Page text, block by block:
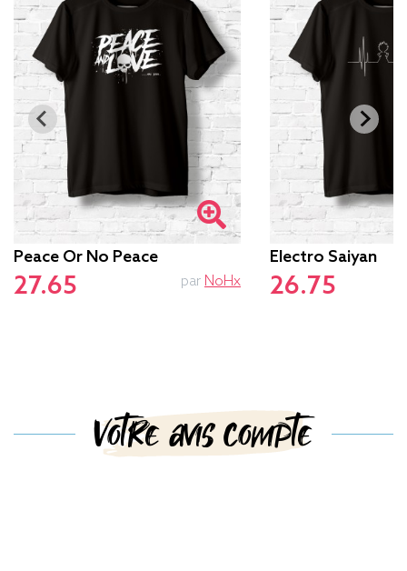
Peace Or No Peace
27.65 par NoHx
Electro Saiyan
26.75
Votre avis compte